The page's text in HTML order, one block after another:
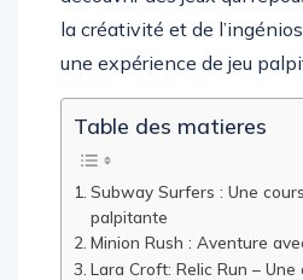
découvrir des jeux qui
la créativité et de
Table des matieres
Subway Surfers : Une
palpitante
Minion Rush : Aventure